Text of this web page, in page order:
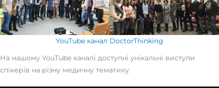
YouTube канал DoctorThinking
На нашому YouTube каналі доступні унікальні виступи
спікерів на різну медичну тематику.